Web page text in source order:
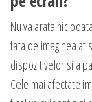
Nu va arata
fata de imaginea
dispozitivelor si a
Cele mai afectate